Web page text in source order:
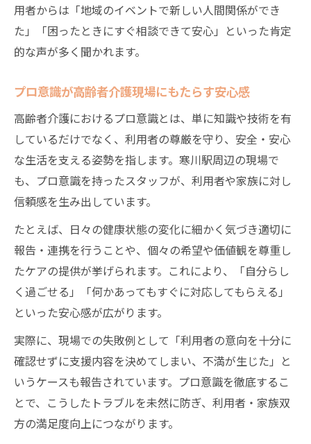
高齢者介護で本人の意思を尊重する重要性
家族と高齢者の意見が分かれる場面と対策
公的データから見る高齢者介護の今後
高齢者介護の今後を示す公的データの読み
高齢者介護希望場所の動向と将来の課題を
整理
高齢社会白書で分かる高齢者介護の変化点
高齢者介護のプロ意識が今後に与える影響
地域社会と連携した高齢者介護の発展可能
性
用者からは「地域のイベントで新しい人間関係ができ
た」「困ったときにすぐ相談できて安心」といった肯定
的な声が多く聞かれます。
プロ意識が高齢者介護現場にもたらす安心感
高齢者介護におけるプロ意識とは、単に知識や技術を有
しているだけでなく、利用者の尊厳を守り、安全・安心
な生活を支える姿勢を指します。寒川駅周辺の現場で
も、プロ意識を持ったスタッフが、利用者や家族に対し
信頼感を生み出しています。
たとえば、日々の健康状態の変化に細かく気づき適切に
報告・連携を行うことや、個々の希望や価値観を尊重し
たケアの提供が挙げられます。これにより、「自分らし
く過ごせる」「何かあってもすぐに対応してもらえる」
といった安心感が広がります。
実際に、現場での失敗例として「利用者の意向を十分に
確認せずに支援内容を決めてしまい、不満が生じた」と
いうケースも報告されています。プロ意識を徹底するこ
とで、こうしたトラブルを未然に防ぎ、利用者・家族双
方の満足度向上につながります。